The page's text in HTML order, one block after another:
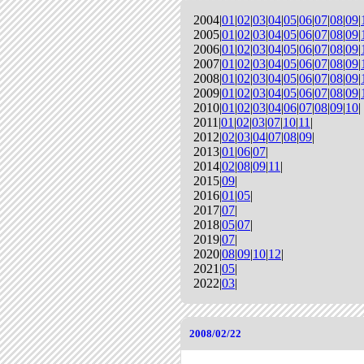
2004|01 |02|03|04|05|06|07|08|09|
2005|01 |02|03|04|05|06|07|08|09|
2006|01 |02|03|04|05|06|07|08|09|
2007|01 |02|03|04|05|06|07|08|09|
2008|01 |02|03|04|05|06|07|08|09|
2009|01 |02|03|04|05|06|07|08|09|
2010|01 |02|03|04|06|07|08|09|10|
2011|01 |02|03|07|10|11 |
2012|02|03|04|07|08|09|
2013|01 |06|07|
2014|02|08|09|11 |
2015|09|
2016|01 |05|
2017|07|
2018|05|07|
2019|07|
2020|08|09|10|12|
2021|05|
2022|03|
2008/02/22